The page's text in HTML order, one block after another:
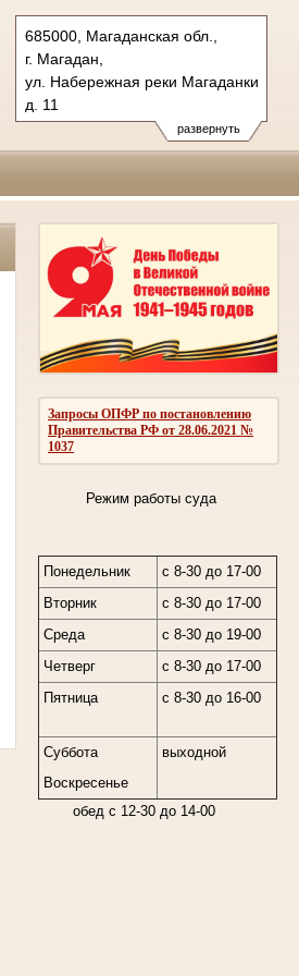
развернуть
685000, Магаданская обл.,
г. Магадан,
ул. Набережная реки Магаданки,
д. 11
Тел.: (4132) 624491, 62-79-00
62-43-85, 626855 (ф.)
Запросы ОПФР по постановлению
Правительства РФ от 28.06.2021 №
1037
Режим работы суда
Понедельник
с 8-30 до 17-00
Вторник
с 8-30 до 17-00
Среда
с 8-30 до 19-00
Четверг
с 8-30 до 17-00
Пятница
с 8-30 до 16-00
Суббота
Воскресенье
выходной
обед с 12-30 до 14-00